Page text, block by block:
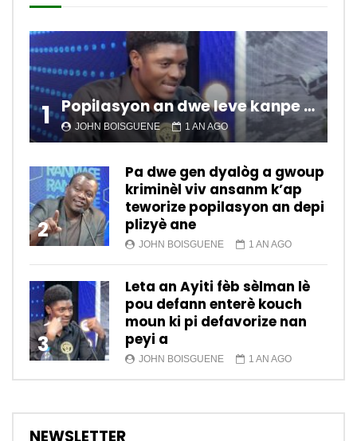
1 Popilasyon an dwe leve kanpe pou chanje sitiyasyon kawotik l’ap viv nan peyi a.
JOHN BOISGUENE 1 AN AGO
2
Pa dwe gen dyalòg a gwoup
kriminèl viv ansanm k’ap
teworize popilasyon an depi
plizyè ane
JOHN BOISGUENE 1 AN AGO
3
Leta an Ayiti fèb sèlman lè
pou defann enterè kouch
moun ki pi defavorize nan
peyi a
JOHN BOISGUENE 1 AN AGO